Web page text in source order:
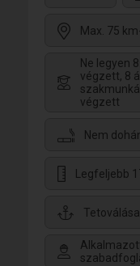
Max. 75
Ne legyen
végzett, 8
végzett
Nem
Legfeljebb